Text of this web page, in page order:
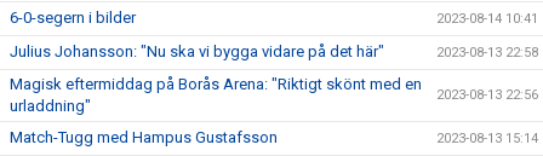
6-0-segern i bilder 2023-08-14 10:41
Julius Johansson: "Nu ska vi bygga vidare på det här" 2023-08-13 22:58
Magisk eftermiddag på Borås Arena: "Riktigt skönt med en
urladdning"
2023-08-13 22:56
Match-Tugg med Hampus Gustafsson 2023-08-13 15:14